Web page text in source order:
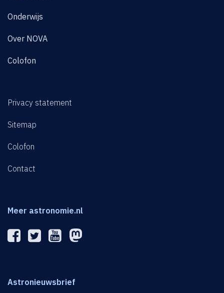
Onderwijs
Over NOVA
Colofon
Privacy statement
Sitemap
Colofon
Contact
Meer astronomie.nl
Astronieuwsbrief